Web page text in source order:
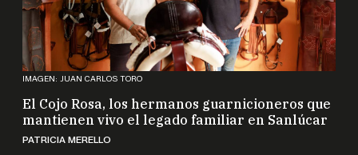
IMAGEN: JUAN CARLOS TORO
El Cojo Rosa, los hermanos guarnicioneros que
mantienen vivo el legado familiar en Sanlúcar
PATRICIA MERELLO